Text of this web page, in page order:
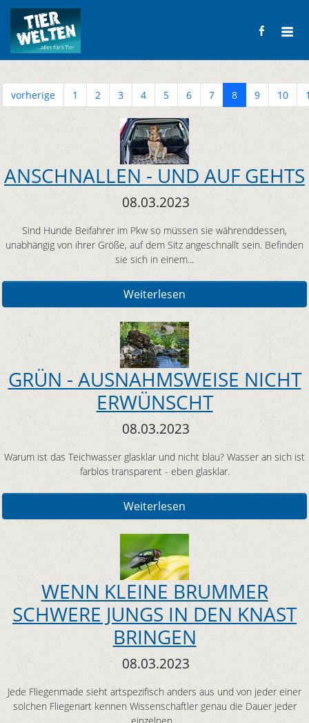
vorherige 1 2 3 4 5 6 7 8 9 10
ANSCHNALLEN - UND AUF GEHTS
08.03.2023
Sind Hunde Beifahrer im Pkw so müssen sie währenddessen,
unabhängig von ihrer Größe, auf dem Sitz angeschnallt sein. Befinden
sie sich in einem...
Weiterlesen
GRÜN - AUSNAHMSWEISE NICHT
ERWÜNSCHT
08.03.2023
Warum ist das Teichwasser glasklar und nicht blau? Wasser an sich ist
farblos transparent - eben glasklar.
Weiterlesen
WENN KLEINE BRUMMER
SCHWERE JUNGS IN DEN KNAST
BRINGEN
08.03.2023
Jede Fliegenmade sieht artspezifisch anders aus und von jeder einer
solchen Fliegenart kennen Wissenschaftler genau die Dauer jeder